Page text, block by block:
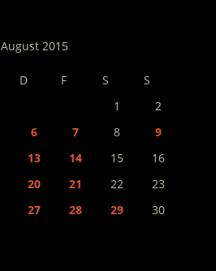
August 2015
D F S
S
1
2
6 7 8
9
13 14 15
16
20 21 22
23
27 28 29
30